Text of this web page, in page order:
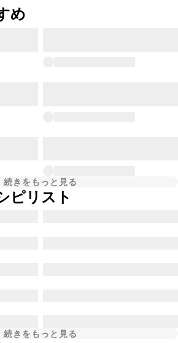
め
続きをもっと見る
ピリスト
続きをもっと見る